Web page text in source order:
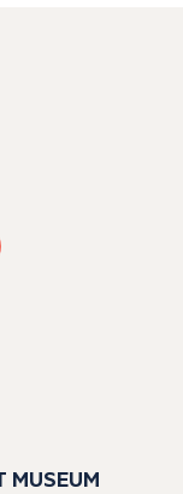
MUSEUM